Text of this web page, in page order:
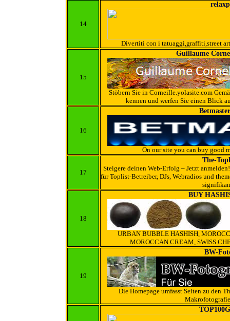
14
Divertiti con i tatuaggi,graffiti,street
15
Guillaume
Stöbern Sie in Corneille.yolasite.com
kennen und werfen Sie einen Blick
16
On our site you can buy good
17
The-
Steigere deinen Web-Erfolg – Jetzt
für Toplist-Betreiber, DJs, Webradios und
18
BUY
URBAN BUBBLE HASHISH,
MOROCCAN CREAM, SWISS
19
BW-
Die Homepage umfasst Seiten zu den